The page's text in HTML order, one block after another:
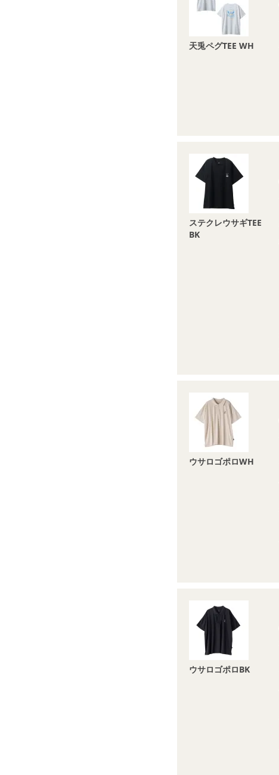
天兎ペグTEE WH
ステクレウサギTEE
BK
ウサロゴポロWH
ウサロゴポロBK